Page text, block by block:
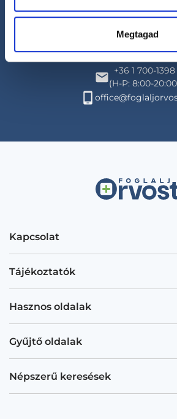
Megtagad
+36 1 700-1398
(H-P: 8:00-
Kapcsolat
Tájékoztatók
Hasznos oldalak
Gyűjtő oldalak
Népszerű keresések